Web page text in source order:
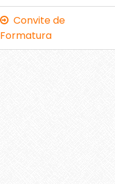
Convite de
Formatura